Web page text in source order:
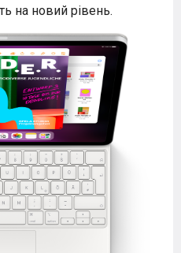
на новий рівень.